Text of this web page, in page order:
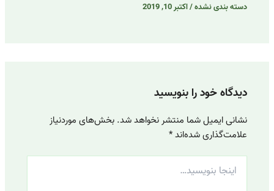
دسته بندی نشده/اکتبر 10, 2019
دیدگاه‌ خود را بنویسید
نشانی ایمیل شما منتشر نخواهد شد. بخش‌های موردنیاز
علامت‌گذاری شده‌اند*
اینجا
بنویسید…